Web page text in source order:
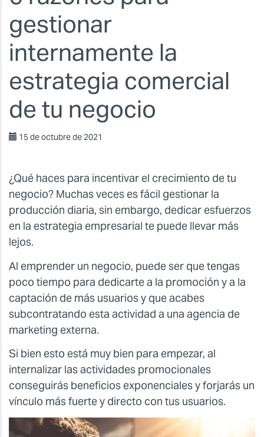
gestionar
internamente la
estrategia comercial
de tu negocio
15 de octubre de 2021
¿Qué haces para incentivar el crecimiento de tu
negocio? Muchas veces es fácil gestionar la
producción diaria, sin embargo, dedicar esfuerzos
en la estrategia empresarial te puede llevar más
lejos.
Al emprender un negocio, puede ser que tengas
poco tiempo para dedicarte a la promoción y a la
captación de más usuarios y que acabes
subcontratando esta actividad a una agencia de
marketing externa.
Si bien esto está muy bien para empezar, al
internalizar las actividades promocionales
conseguirás beneficios exponenciales y forjarás un
vínculo más fuerte y directo con tus usuarios.